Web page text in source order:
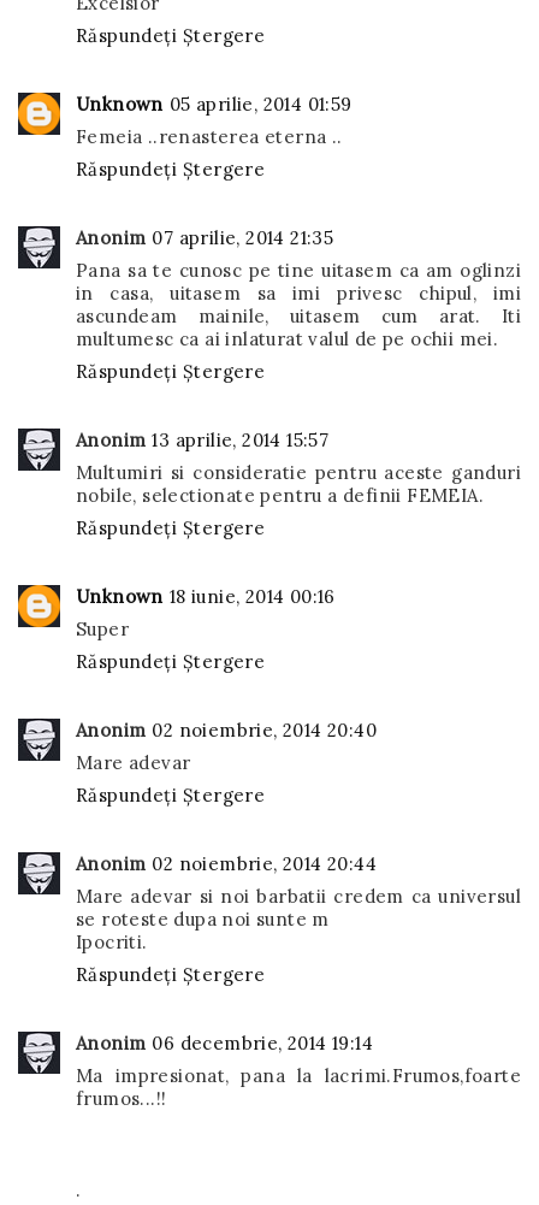
Răspundeți Ștergere
Unknown 05 aprilie, 2014 01:59
Femeia ..renasterea eterna ..
Răspundeți Ștergere
Anonim 07 aprilie, 2014 21:35
Pana sa te cunosc pe tine uitasem ca am oglinzi
in casa, uitasem sa imi privesc chipul, imi
ascundeam mainile, uitasem cum arat. Iti
multumesc ca ai inlaturat valul de pe ochii mei.
Răspundeți Ștergere
Anonim 13 aprilie, 2014 15:57
Multumiri si consideratie pentru aceste ganduri
nobile, selectionate pentru a definii FEMEIA.
Răspundeți Ștergere
Unknown 18 iunie, 2014 00:16
Super
Răspundeți Ștergere
Anonim 02 noiembrie, 2014 20:40
Mare adevar
Răspundeți Ștergere
Anonim 02 noiembrie, 2014 20:44
Mare adevar si noi barbatii credem ca universul
se roteste dupa noi sunte m
Ipocriti.
Răspundeți Ștergere
Anonim 06 decembrie, 2014 19:14
Ma impresionat, pana la lacrimi.Frumos,foarte
frumos...!!
.